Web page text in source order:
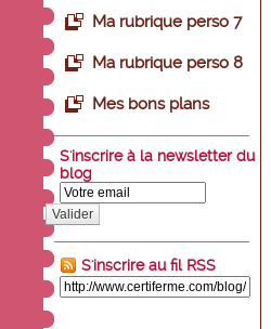
Ma rubrique perso 7
Ma rubrique perso 8
Mes bons plans
S'inscrire à la newsletter du
blog
Valider
S'inscrire au fil RSS